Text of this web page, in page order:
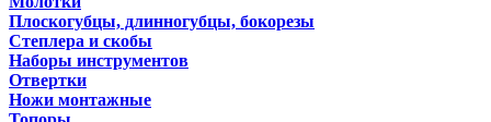
Плоскогубцы, длинногубцы, бокорезы
Степлера и скобы
Наборы инструментов
Отвертки
Ножи монтажные